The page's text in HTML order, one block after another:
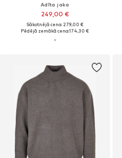
Adīta jaka
249,00 €
Sākotnējā cena: 279,00 €
Pēdējā zemākā cena:174,30 €